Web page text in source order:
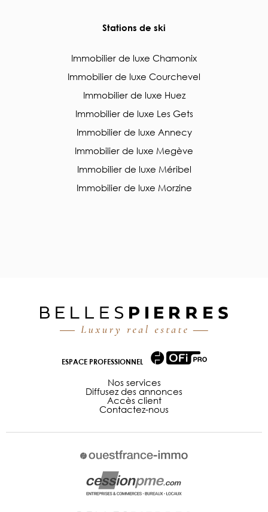
Stations de ski
Immobilier de luxe Chamonix
Immobilier de luxe Courchevel
Immobilier de luxe Huez
Immobilier de luxe Les Gets
Immobilier de luxe Annecy
Immobilier de luxe Megève
Immobilier de luxe Méribel
Immobilier de luxe Morzine
ESPACE PROFESSIONNEL
Nos services
Diffusez des annonces
Accès client
Contactez-nous